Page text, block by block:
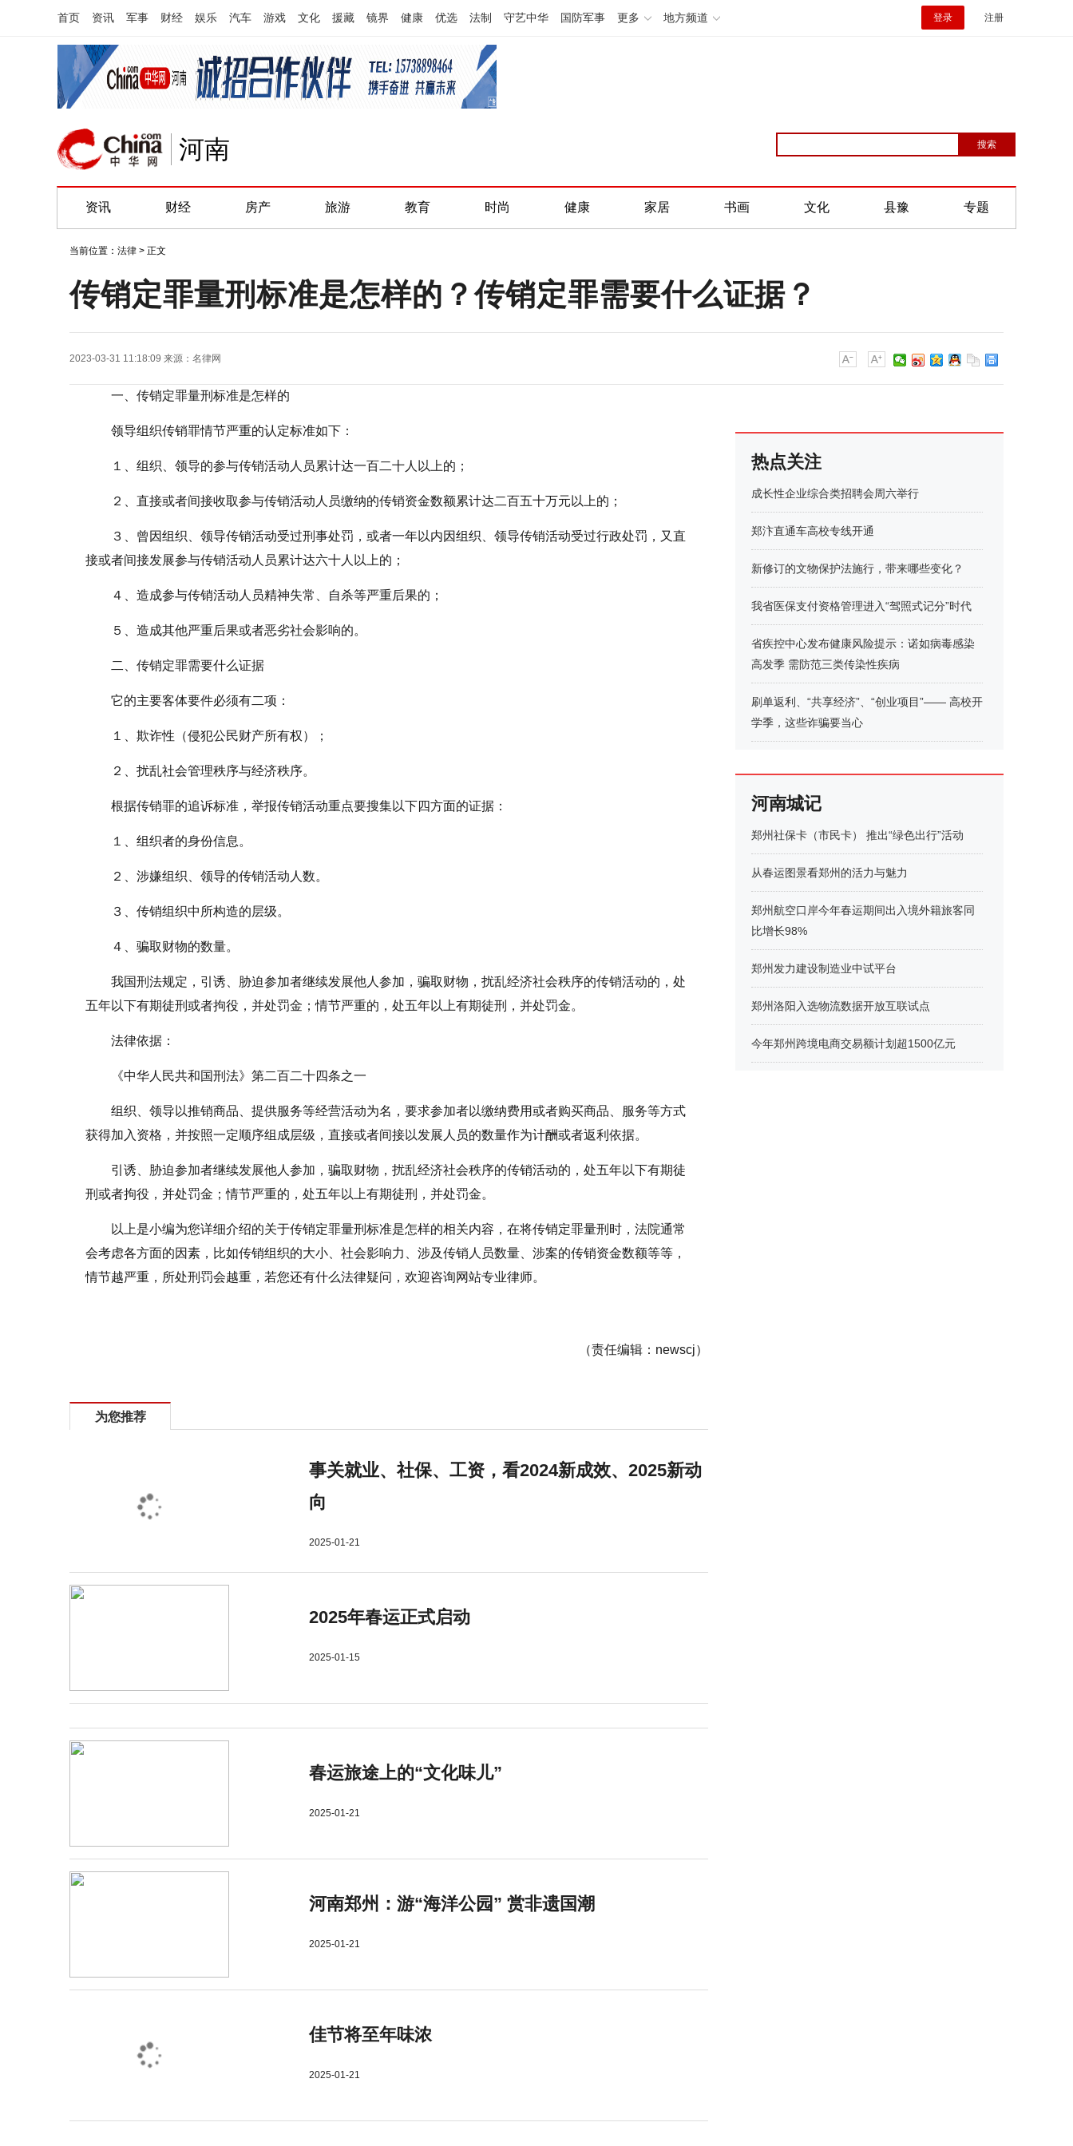
首页 资讯 军事 财经 娱乐 汽车 游戏 文化 援藏 镜界 健康 优选 法制 守艺中华 国防军事 更多 地方频道 登录 注册
河南
资讯 财经 房产 旅游 教育 时尚 健康 家居 书画 文化 县豫 专题
当前位置： 法律 > 正文
传销定罪量刑标准是怎样的？传销定罪需要什么证据？
2023-03-31 11:18:09 来源： 名律网
一、传销定罪量刑标准是怎样的
领导组织传销罪情节严重的认定标准如下：
１、组织、领导的参与传销活动人员累计达一百二十人以上的；
２、直接或者间接收取参与传销活动人员缴纳的传销资金数额累计达二百五十万元以上的；
３、曾因组织、领导传销活动受过刑事处罚，或者一年以内因组织、领导传销活动受过行政处罚，又直
接或者间接发展参与传销活动人员累计达六十人以上的；
４、造成参与传销活动人员精神失常、自杀等严重后果的；
５、造成其他严重后果或者恶劣社会影响的。
二、传销定罪需要什么证据
它的主要客体要件必须有二项：
１、欺诈性（侵犯公民财产所有权）；
２、扰乱社会管理秩序与经济秩序。
根据传销罪的追诉标准，举报传销活动重点要搜集以下四方面的证据：
１、组织者的身份信息。
２、涉嫌组织、领导的传销活动人数。
３、传销组织中所构造的层级。
４、骗取财物的数量。
我国刑法规定，引诱、胁迫参加者继续发展他人参加，骗取财物，扰乱经济社会秩序的传销活动的，处
五年以下有期徒刑或者拘役，并处罚金；情节严重的，处五年以上有期徒刑，并处罚金。
法律依据：
《中华人民共和国刑法》第二百二十四条之一
组织、领导以推销商品、提供服务等经营活动为名，要求参加者以缴纳费用或者购买商品、服务等方式
获得加入资格，并按照一定顺序组成层级，直接或者间接以发展人员的数量作为计酬或者返利依据。
引诱、胁迫参加者继续发展他人参加，骗取财物，扰乱经济社会秩序的传销活动的，处五年以下有期徒
刑或者拘役，并处罚金；情节严重的，处五年以上有期徒刑，并处罚金。
以上是小编为您详细介绍的关于传销定罪量刑标准是怎样的相关内容，在将传销定罪量刑时，法院通常
会考虑各方面的因素，比如传销组织的大小、社会影响力、涉及传销人员数量、涉案的传销资金数额等等，
情节越严重，所处刑罚会越重，若您还有什么法律疑问，欢迎咨询网站专业律师。
（责任编辑：newscj）
为您推荐
事关就业、社保、工资，看2024新成效、2025新动
向
2025-01-21
2025年春运正式启动
2025-01-15
春运旅途上的“文化味儿”
2025-01-21
河南郑州：游“海洋公园” 赏非遗国潮
2025-01-21
佳节将至年味浓
2025-01-21
热点关注
成长性企业综合类招聘会周六举行
郑汴直通车高校专线开通
新修订的文物保护法施行，带来哪些变化？
我省医保支付资格管理进入“驾照式记分”时代
省疾控中心发布健康风险提示：诺如病毒感染
高发季 需防范三类传染性疾病
刷单返利、“共享经济”、“创业项目”—— 高校开
学季，这些诈骗要当心
河南城记
郑州社保卡（市民卡） 推出“绿色出行”活动
从春运图景看郑州的活力与魅力
郑州航空口岸今年春运期间出入境外籍旅客同
比增长98%
郑州发力建设制造业中试平台
郑州洛阳入选物流数据开放互联试点
今年郑州跨境电商交易额计划超1500亿元